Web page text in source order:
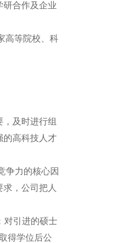
研合作及企业
高等院校、科
及时进行组
的高科技人才
争力的核心因
，公司把人
对引进的硕士
得学位后公